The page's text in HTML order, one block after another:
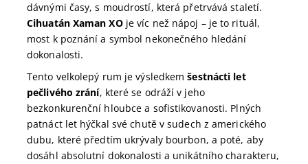
dávnými časy, s moudrostí, která přetrvává staletí.
Cihuatán Xaman XOje víc než nápoj – je to rituál,
most k poznání a symbol nekonečného hledání
dokonalosti.
Tento velkolepý rum je výsledkemšestnácti let
pečlivého zrání, které se odráží v jeho
bezkonkurenční hloubce a sofistikovanosti. Plných
patnáct let hýčkal své chutě v sudech z amerického
dubu, které předtím ukrývaly bourbon, a poté, aby
dosáhl absolutní dokonalosti a unikátního charakteru,